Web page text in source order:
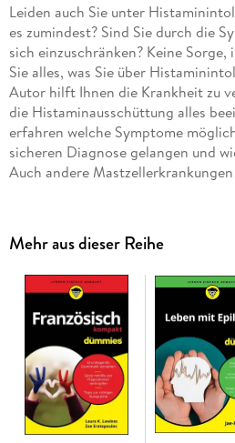
Leiden auch Sie unter
es zumindest? Sind Sie durch die
sich einzuschränken? Keine
Sie alles, was Sie über
Autor hilft Ihnen die Krankheit zu
die Histaminausschüttung alles
erfahren welche Symptome
sicheren Diagnose gelangen und
Auch andere
zur gewohnten Lebensqualität.
Inhaltsverzeichnis
Einleitung 15
Teil I: Vom ersten Verdacht bis zu
Kapitel 1: Wenn Sie vermuten,
zu leiden 23
Kapitel 2: Alles Histamin oder was?
Kapitel 3: Histamin, Mastzelle und
Kapitel 4: Alles kann, nichts muss
Mehr aus dieser Reihe